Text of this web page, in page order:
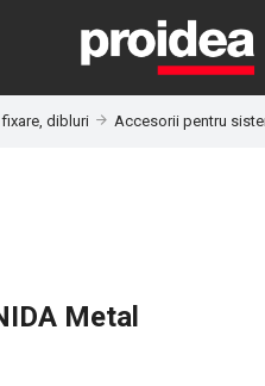
dibluri Accesorii pentru
Metal